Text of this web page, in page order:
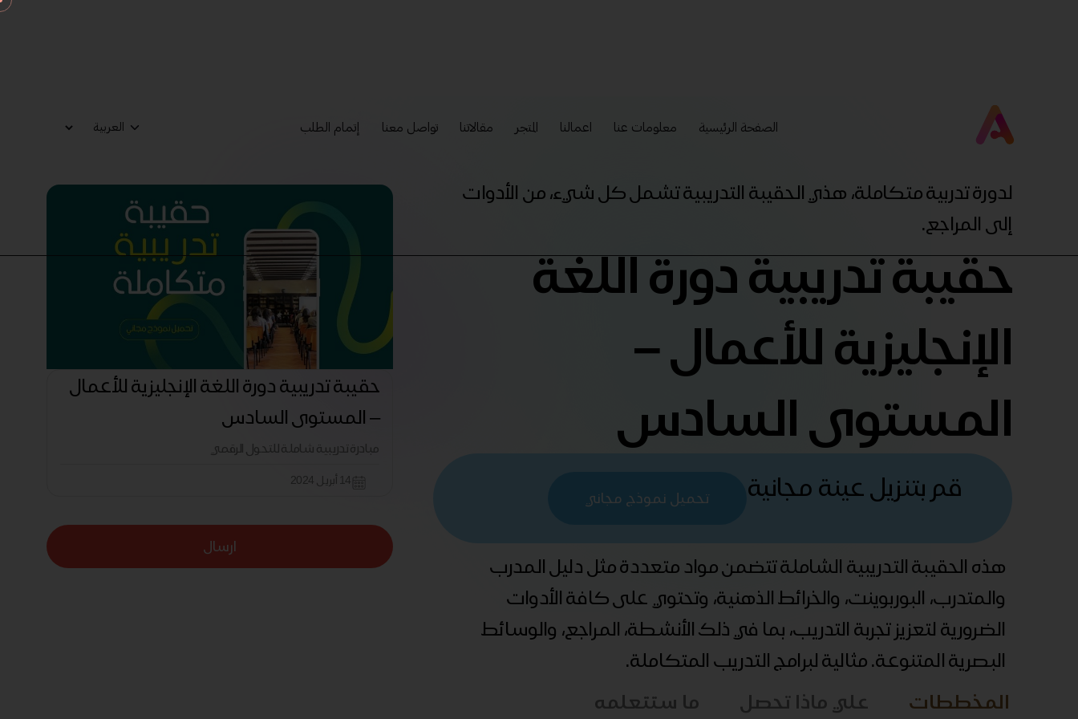
الصفحة الرئيسية معلومات عنا اعمالنا المتجر مقالاتنا تواصل معنا إتمام الطلب
لدورة تدربية متكاملة، هذي الحقيبة التدريبية تشمل كل شيء، من الأدوات
إلى المراجع.
حقيبة تدريبية دورة اللغة
الإنجليزية للأعمال –
المستوى السادس
قم بتنزيل عينة مجانية تحميل نموذج مجاني
هذه الحقيبة التدريبية الشاملة تتضمن مواد متعددة مثل دليل المدرب
والمتدرب، البوربوينت، والخرائط الذهنية، وتحتوي على كافة الأدوات
الضرورية لتعزيز تجربة التدريب، بما في ذلك الأنشطة، المراجع، والوسائط
البصرية المتنوعة. مثالية لبرامج التدريب المتكاملة.
حقيبة تدريبية دورة اللغة الإنجليزية للأعمال
– المستوى السادس
مبادرة تدريبية شاملة للتحول الرقمي
14 أبريل 2024
ارسال
المخططات علي ماذا تحصل ما ستتعلمه